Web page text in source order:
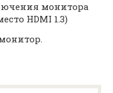
монитора
HDMI 1.3)